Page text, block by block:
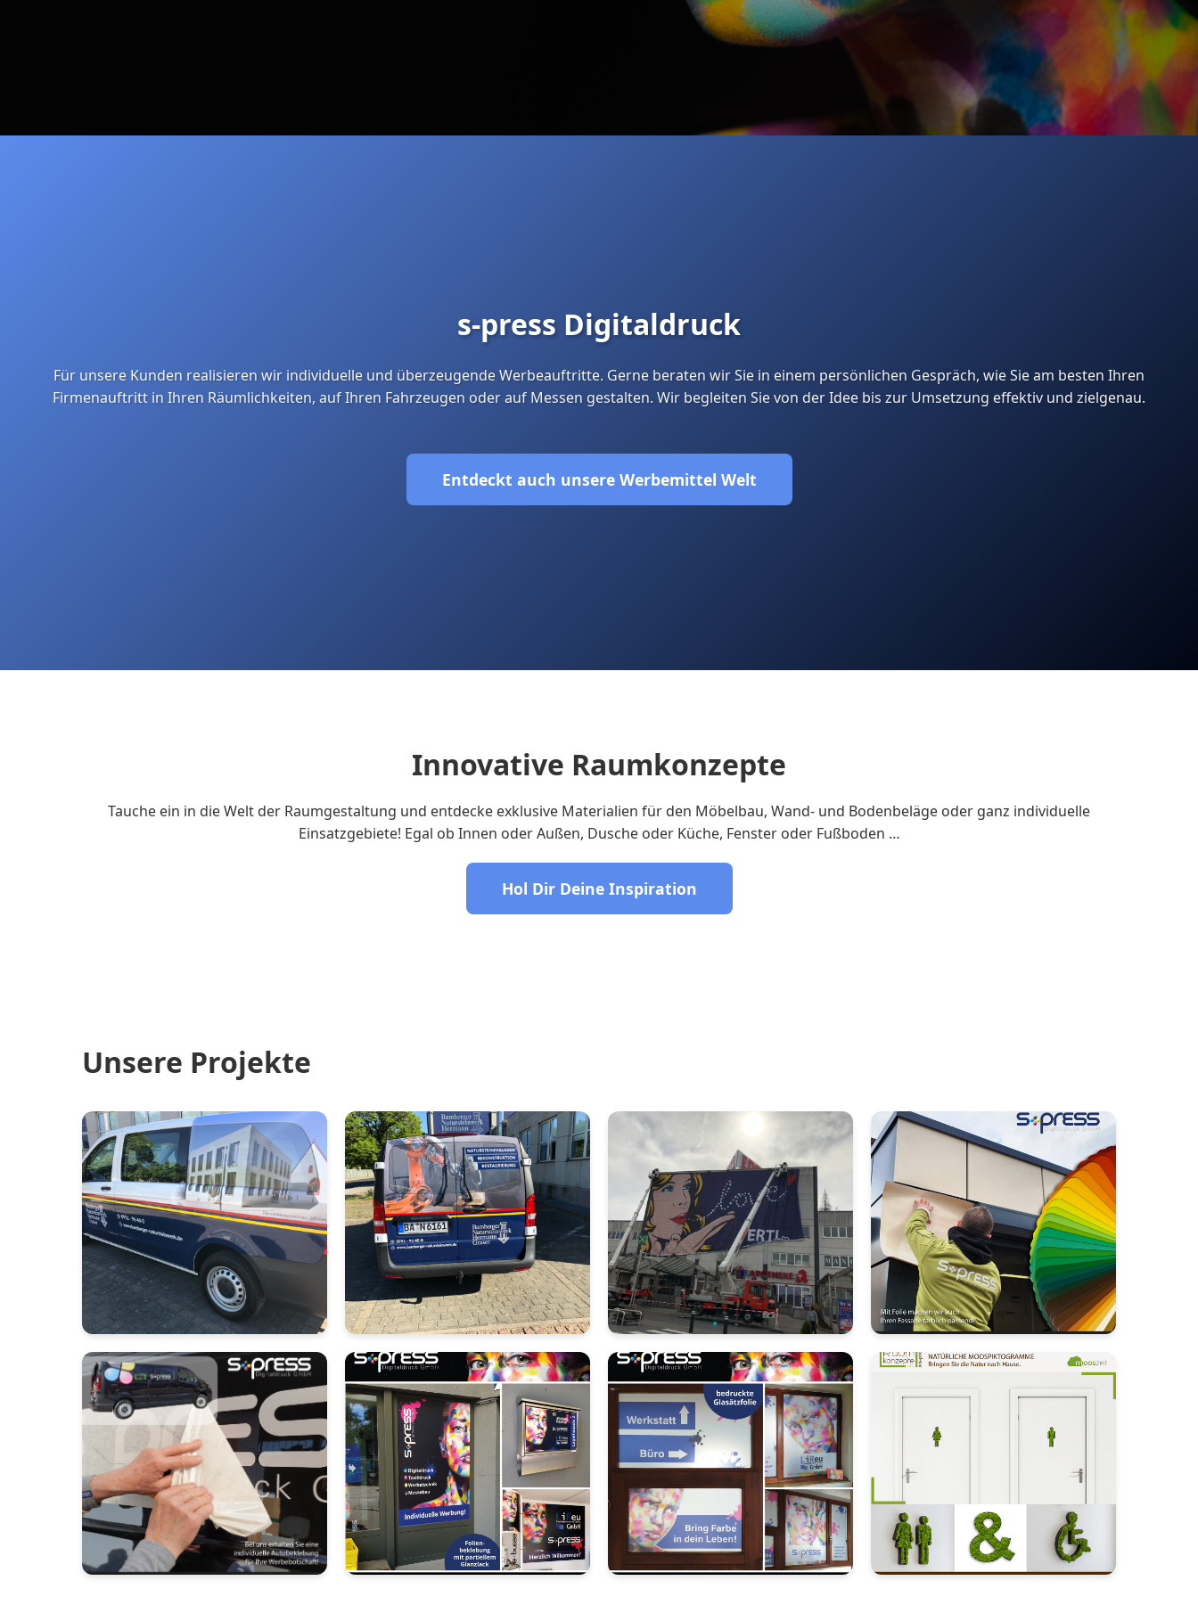
s-press Digitaldruck
Für unsere Kunden realisieren wir individuelle und überzeugende Werbeauftritte. Gerne beraten wir Sie in einem persönlichen Gespräch, wie Sie am besten Ihren
Firmenauftritt in Ihren Räumlichkeiten, auf Ihren Fahrzeugen oder auf Messen gestalten. Wir begleiten Sie von der Idee bis zur Umsetzung effektiv und zielgenau.
Entdeckt auch unsere Werbemittel Welt
Innovative Raumkonzepte
Tauche ein in die Welt der Raumgestaltung und entdecke exklusive Materialien für den Möbelbau, Wand- und Bodenbeläge oder ganz individuelle
Einsatzgebiete! Egal ob Innen oder Außen, Dusche oder Küche, Fenster oder Fußboden …
Hol Dir Deine Inspiration
Unsere Projekte